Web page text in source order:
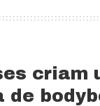
criam
de